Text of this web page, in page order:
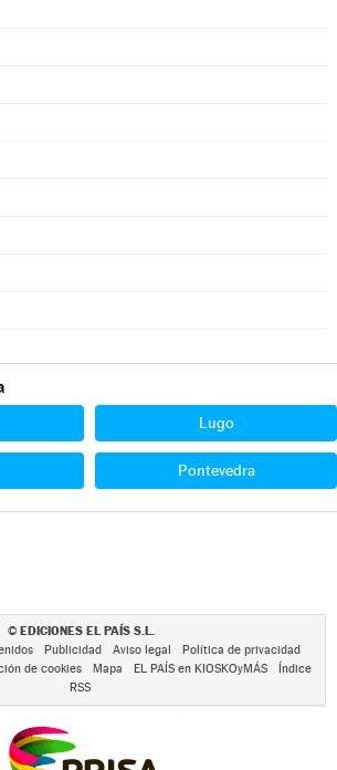
Lugo
Pontevedra
© EDICIONES EL PAÍS S.L.
Publicidad Aviso legal
Política de privacidad
de cookies Mapa EL PAÍS en KIOSKOyMÁS
Índice
RSS